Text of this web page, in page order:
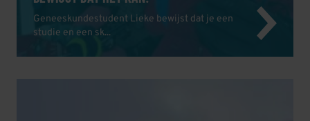
Geneeskundestudent Lieke bewijst dat je een
studie en een sk...